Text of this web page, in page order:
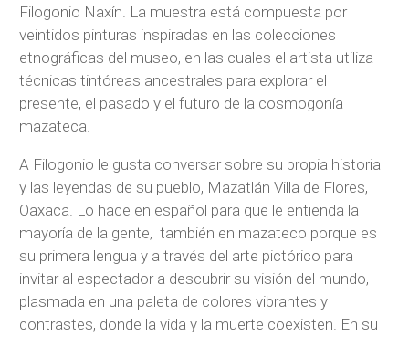
Filogonio Naxín. La muestra está compuesta por
veintidos pinturas inspiradas en las colecciones
etnográficas del museo, en las cuales el artista utiliza
técnicas tintóreas ancestrales para explorar el
presente, el pasado y el futuro de la cosmogonía
mazateca.
A Filogonio le gusta conversar sobre su propia historia
y las leyendas de su pueblo, Mazatlán Villa de Flores,
Oaxaca. Lo hace en español para que le entienda la
mayoría de la gente, también en mazateco porque es
su primera lengua y a través del arte pictórico para
invitar al espectador a descubrir su visión del mundo,
plasmada en una paleta de colores vibrantes y
contrastes, donde la vida y la muerte coexisten. En su